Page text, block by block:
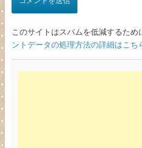
このサイトはスパムを低減するため
ントデータの処理方法の詳細はこち